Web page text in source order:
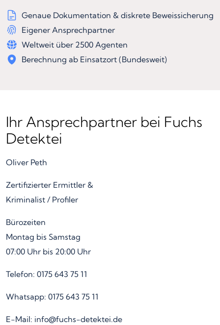
Genaue Dokumentation & diskrete Beweissicherung
Eigener Ansprechpartner
Weltweit über 2500 Agenten
Berechnung ab Einsatzort (Bundesweit)
Ihr Ansprechpartner bei Fuchs
Detektei
Oliver Peth
Zertifizierter Ermittler &
Kriminalist / Profiler
Bürozeiten
Montag bis Samstag
07:00 Uhr bis 20:00 Uhr
Telefon: 0175 643 75 11
Whatsapp: 0175 643 75 11
E-Mail: info@fuchs-detektei.de